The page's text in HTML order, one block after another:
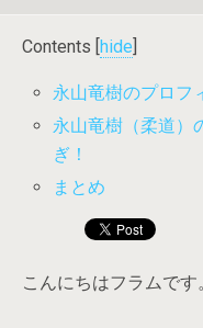
Contents [hide]
永山竜樹のプロフ
永山竜樹（柔道）
ぎ！
まとめ
こんにちはフラムです